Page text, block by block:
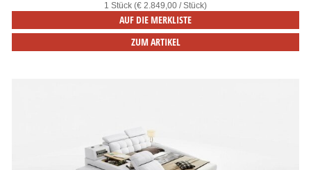
1 Stück (€ 2.849,00 / Stück)
AUF DIE MERKLISTE
ZUM ARTIKEL